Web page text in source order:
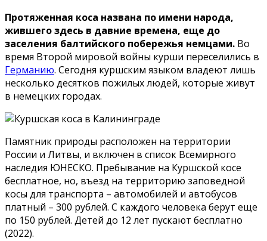
Протяженная коса названа по имени народа,
жившего здесь в давние времена, еще до
заселения балтийского побережья немцами. Во
время Второй мировой войны курши переселились в
Германию. Сегодня куршским языком владеют лишь
несколько десятков пожилых людей, которые живут
в немецких городах.
Памятник природы расположен на территории
России и Литвы, и включен в список Всемирного
наследия ЮНЕСКО. Пребывание на Куршской косе
бесплатное, но, въезд на территорию заповедной
косы для транспорта – автомобилей и автобусов
платный – 300 рублей. С каждого человека берут еще
по 150 рублей. Детей до 12 лет пускают бесплатно
(2022).